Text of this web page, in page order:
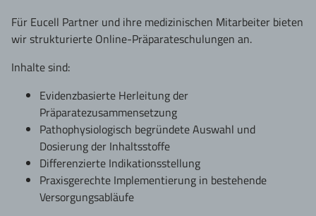
Für Eucell Partner und ihre medizinischen Mitarbeiter bieten
wir strukturierte Online-Präparateschulungen an.
Inhalte sind:
Evidenzbasierte Herleitung der
Präparatezusammensetzung
Pathophysiologisch begründete Auswahl und
Dosierung der Inhaltsstoffe
Differenzierte Indikationsstellung
Praxisgerechte Implementierung in bestehende
Versorgungsabläufe